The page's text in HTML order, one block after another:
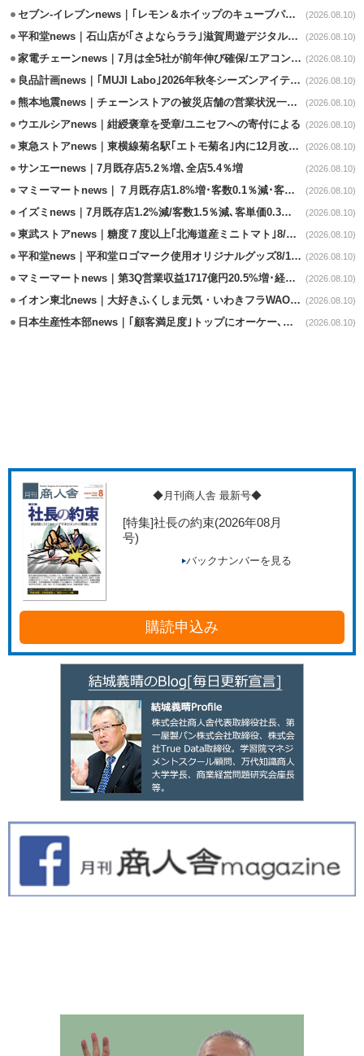
セブン-イレブンnews｜｢レモン＆ホイップのキューブパン｣8/11発売 (2026.08.10)
平和堂news｜石山店が｢さよならララ｣滋賀周遊デジタルラリースポットに選定 (2026.08.10)
家電チェーンnews｜7月は全5社が前年伸び確保/エアコン､テレビが好調 (2026.08.10)
良品計画news｜｢MUJI Labo｣2026年秋冬シーズンアイテム発売 (2026.08.10)
熊本地震news｜チェーンストアの被災店舗の営業状況一覧(8/10時点) (2026.08.10)
ウエルシアnews｜紺綬褒章を受章/ユニセフへの寄付による (2026.08.10)
東急ストアnews｜東横線菊名駅｢エトモ菊名｣内に12月改装オープン (2026.08.10)
サンエーnews｜7月既存店5.2％増､全店5.4％増 (2026.08.10)
マミーマートnews｜７月既存店1.8%増･客数0.1％減･客単価1.9％増 (2026.08.10)
イズミnews｜7月既存店1.2%減/客数1.5％減､客単価0.3％増 (2026.08.10)
東武ストアnews｜糖度７度以上｢北海道産ミニトマト｣8/11販売 (2026.08.10)
平和堂news｜平和堂ロゴマーク使用オリジナルグッズ8/10販売開始 (2026.08.10)
マミーマートnews｜第3Q営業収益1717億円20.5%増･経常利益3.6%増 (2026.08.10)
イオン東北news｜大好きふくしま元気・いわきフラWAONの利用金額一部寄付 (2026.08.10)
日本生産性本部news｜｢顧客満足度｣トップにオーケー､コスモス薬品など選出 (2026.08.10)
◆月刊商人舎 最新号◆
[特集]社長の約束(2026年08月
号)
バックナンバーを見る
購読申込み